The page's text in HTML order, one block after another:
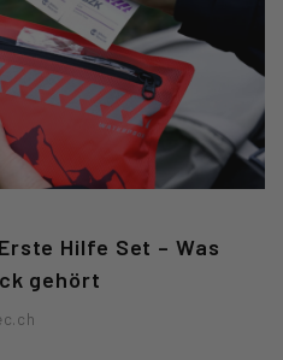
Hilfe Set – Was
gehört